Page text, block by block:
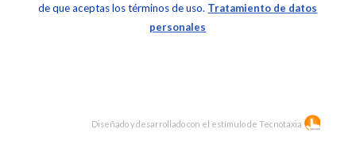
de que aceptas los términos de uso. Tratamiento de datos
personales
Diseñado y desarrollado con el estímulo deTecnotaxia